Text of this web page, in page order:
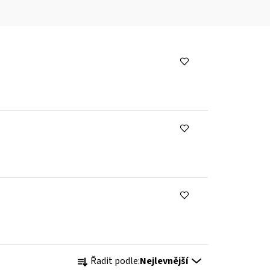
Ř Řadit podle:Nejlevnější